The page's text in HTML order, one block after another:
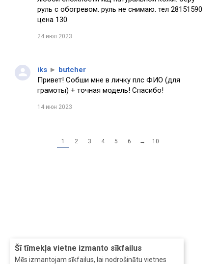
Šī tīmekļa vietne izmanto sīkfailus
Mēs izmantojam sīkfailus, lai nodrošinātu vietnes
руль с обогревом. руль не снимаю. тел 28151590
цена 130
24 июл 2023
iks ► butcher
Привет! Собши мне в личку плс ФИО (для
грамоты) + точная модель! Спасибо!
14 июн 2023
1 2 3 4 5 6 → 10